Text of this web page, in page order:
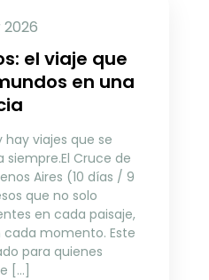
el viaje que
en una
hay viajes que se
Cruce de
Aires (10 días / 9
que no solo
en cada paisaje,
momento. Este
para quienes
[…]